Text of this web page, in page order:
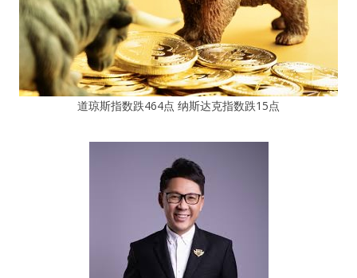
道琼斯指数跌464点 纳斯达克指数跌15点